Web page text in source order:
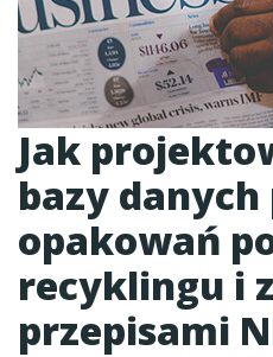
Jak
bazy
opakowań
recyklingu i
przepisami